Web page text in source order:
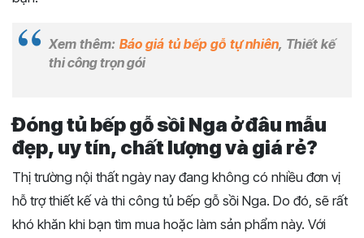
Xem thêm: Báo giá tủ bếp gỗ tự nhiên, Thiết kế
thi công trọn gói
Đóng tủ bếp gỗ sồi Nga ở đâu mẫu
đẹp, uy tín, chất lượng và giá rẻ?
Thị trường nội thất ngày nay đang không có nhiều đơn vị
hỗ trợ thiết kế và thi công tủ bếp gỗ sồi Nga. Do đó, sẽ rất
khó khăn khi bạn tìm mua hoặc làm sản phẩm này. Với